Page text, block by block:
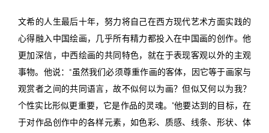
文希的人生最后十年，努力将自己在西方现代艺术方面实践的
心得融入中国绘画，几乎所有精力都投入在中国画的创作。他
更加深信，中西绘画的共同特色，就在于表现客观以外的主观
事物。他说：“虽然我们必须尊重作画的客体，因它等于画家与
观赏者之间的共同语言，故不似何以为画？但似又何以为我？
个性实比形似更重要，它是作品的灵魂。”他要达到的目标，在
于对作品创作中的各样元素，如色彩、质感、线条、形状、体